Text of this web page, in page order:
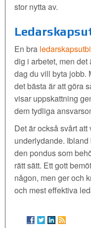
stor nytta av.
En bra
dig i arbetet, men det
dag du vill byta jobb.
det bästa är att göra
visar uppskattning
dem tydliga
Det är också svårt
underlydande.
den pondus som
rätt sätt. Ett gott
någon, men ger och
och mest effektiva